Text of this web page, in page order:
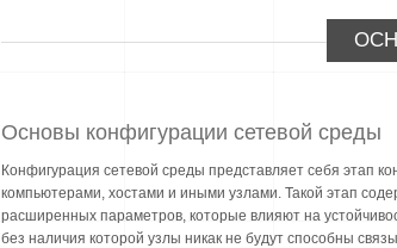
Основы конфигурации сетевой среды
Конфигурация сетевой среды представляет себя этап
компьютерами, хостами и иными узлами. Такой этап
расширенных параметров, которые влияют на
без наличия которой узлы никак не будут способны